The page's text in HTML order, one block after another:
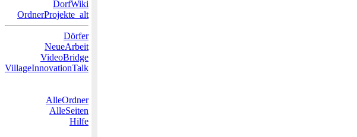
DorfWiki
OrdnerProjekte_alt
Dörfer
NeueArbeit
VideoBridge
VillageInnovationTalk
AlleOrdner
AlleSeiten
Hilfe